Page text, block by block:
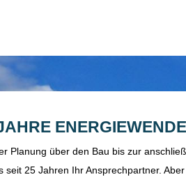
Planung über den Bau bis zur
seit 25 Jahren Ihr Ansprechpartner.